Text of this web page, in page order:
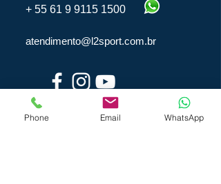
+ 55 61 9 9115 1500
atendimento@l2sport.com.br
Phone Email WhatsApp